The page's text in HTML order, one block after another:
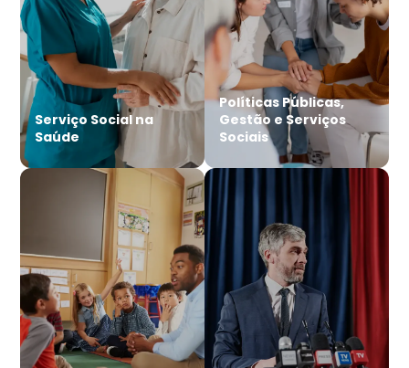
Serviço Social na
Saúde
Políticas Públicas,
Gestão e Serviços
Sociais